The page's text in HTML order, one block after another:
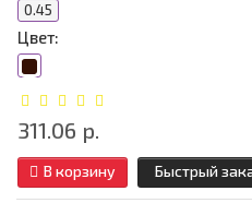
0.45
Цвет:
311.06 р.
В корзину Быстрый